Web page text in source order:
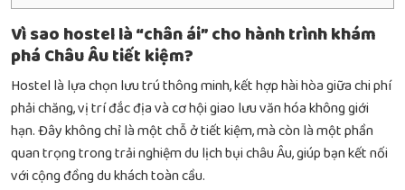
Vì sao hostel là “chân ái” cho hành trình khám
phá Châu Âu tiết kiệm?
Hostel là lựa chọn lưu trú thông minh, kết hợp hài hòa giữa chi phí
phải chăng, vị trí đắc địa và cơ hội giao lưu văn hóa không giới
hạn. Đây không chỉ là một chỗ ở tiết kiệm, mà còn là một phần
quan trọng trong trải nghiệm du lịch bụi châu Âu, giúp bạn kết nối
với cộng đồng du khách toàn cầu.